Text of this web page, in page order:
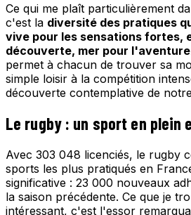
Ce qui me plaît particulièrement
c'est la diversité des pratiques
vive pour les sensations fortes,
découverte, mer pour l'aventure
permet à chacun de trouver sa
simple loisir à la compétition
découverte contemplative de
Le rugby : un sport en plein
Avec 303 048 licenciés, le rugby
sports les plus pratiqués en
significative : 23 000 nouveaux
la saison précédente. Ce que je
intéressant, c'est l'essor